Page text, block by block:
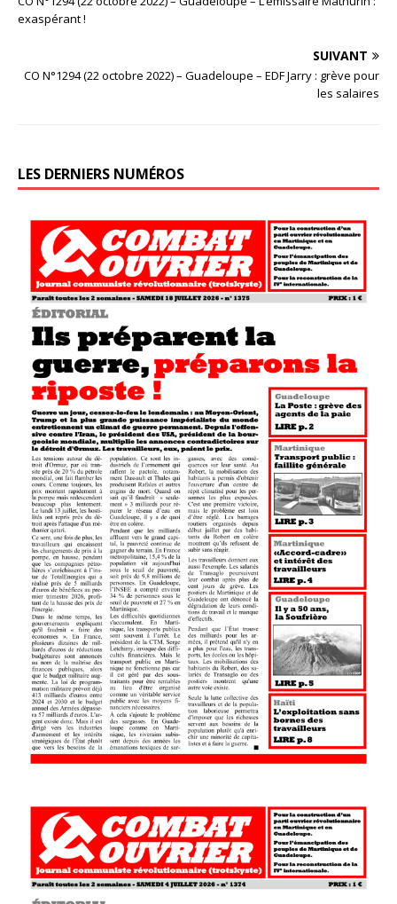
exaspérant !
SUIVANT
CO N°1294 (22 octobre 2022) – Guadeloupe – EDF Jarry : grève pour
les salaires
LES DERNIERS NUMÉROS